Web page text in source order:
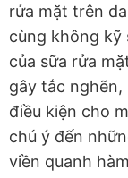
rửa mặt trên
cùng không kỹ
của sữa rửa
gây tắc
điều kiện cho
chú ý đến
viền quanh